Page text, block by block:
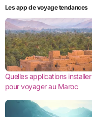
Les app de voyage tendances
Quelles applications installer
pour voyager au Maroc